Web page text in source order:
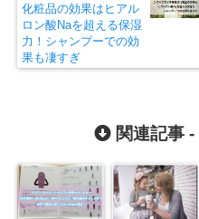
化粧品の効果はヒアル
ロン酸Naを超える保湿
力！シャンプーでの効
果も凄すぎ
関連記事 -